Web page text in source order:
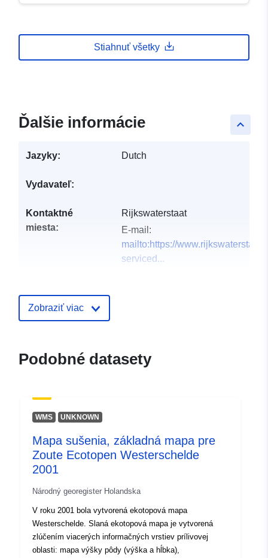
Stiahnuť všetky
keyboard_arrow_up
Ďalšie informácie
Jazyky: Dutch
Vydavateľ:
Kontaktné
miesta:
Rijkswaterstaat
E-mail:
mailto:https://
serviced...
záznam:
uriRef:
http://data.europa.eu/88u/dataset/
Zobraziť viac
Podobné datasety
WMS UNKNOWN
Mapa sušenia, základná mapa pre
Zoute Ecotopen Westerschelde
2001
Národný georegister Holandska
V roku 2001 bola vytvorená ekotopová mapa
Westerschelde. Slaná ekotopová mapa je vytvorená
zlúčením viacerých informačných vrstiev prílivovej
oblasti: mapa výšky pôdy (výška a hĺbka),